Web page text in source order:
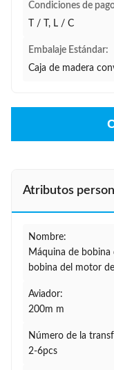
Condiciones de
T / T, L / C
Embalaje Estándar:
Caja de madera
Atributos
Nombre:
Máquina de
bobina del motor
Aviador:
200m m
Número de la
2-6pcs